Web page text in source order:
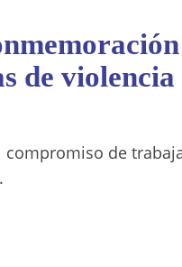
de violencia
de